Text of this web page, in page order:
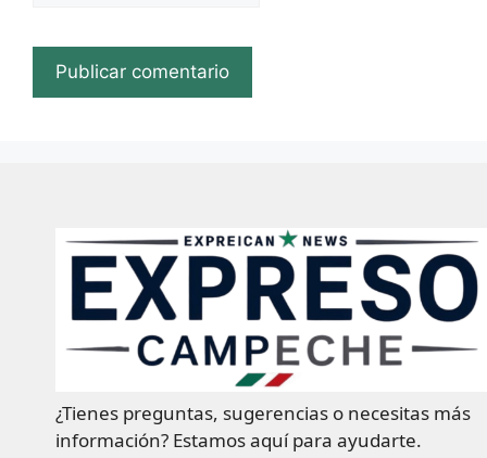
¿Tienes preguntas, sugerencias o necesitas más
información? Estamos aquí para ayudarte.